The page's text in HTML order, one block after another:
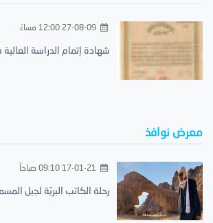
27-08-09 12:00 مساءً
شهادة إتمام الدراسة
معرض نوافذ
رحلة الكاتب البريّة لجبل